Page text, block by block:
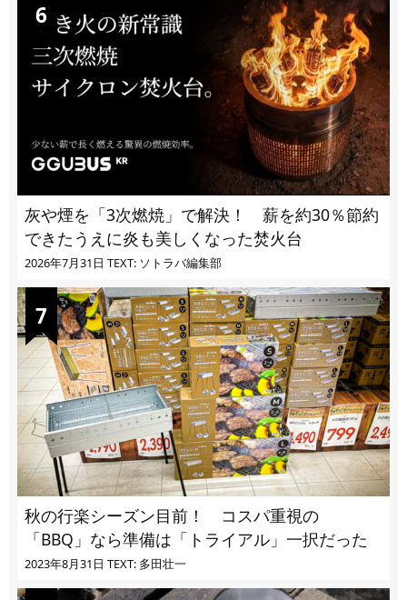
灰や煙を「3次燃焼」で解決！ 薪を約30％節約
できたうえに炎も美しくなった焚火台
2026年7月31日 TEXT: ソトラバ編集部
秋の行楽シーズン目前！ コスパ重視の
「BBQ」なら準備は「トライアル」一択だった
2023年8月31日 TEXT: 多田壮一